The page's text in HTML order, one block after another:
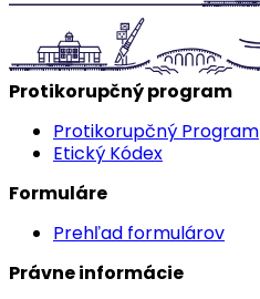
Protikorupčný program
Protikorupčný Program
Etický Kódex
Formuláre
Prehľad formulárov
Právne informácie